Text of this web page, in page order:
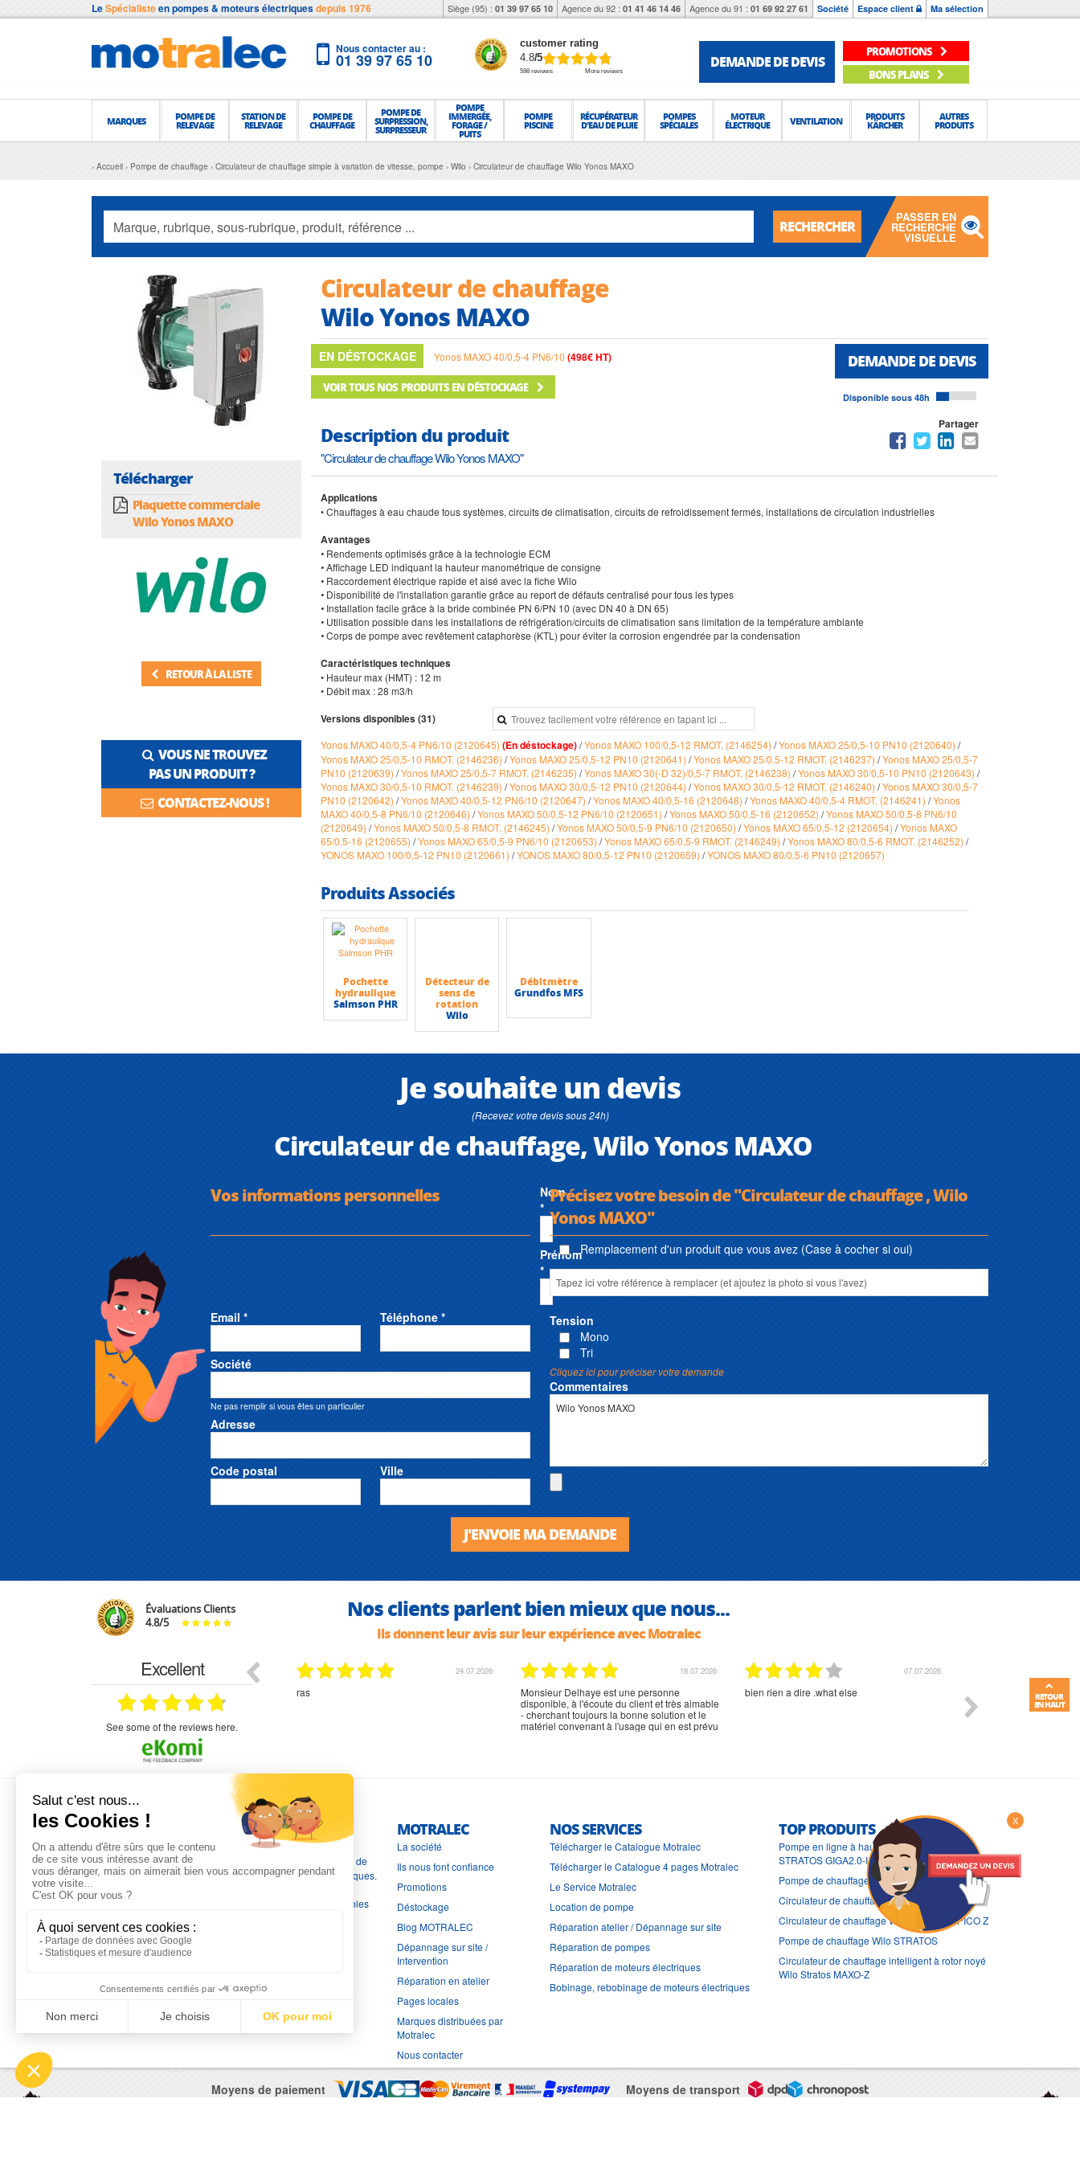
LeSpécialisteen pompes & moteurs électriquesdepuis 1976 Siège (95) : 01 39 97 65 10 Agence du 92 : 01 41 46 14 46 Agence du 91 : 01 69 92 27 61 Société Espace client Ma sélection
Nous contacter au :
01 39 97 65 10
customer rating
4.8/5
598 reviews More reviews
DEMANDE DE DEVIS
PROMOTIONS
BONS PLANS
MARQUES POMPE DE
RELEVAGE
STATION DE
RELEVAGE
POMPE DE
CHAUFFAGE
POMPE DE
SURPRESSION,
SURPRESSEUR
POMPE
IMMERGÉE,
FORAGE /
PUITS
POMPE
PISCINE
RÉCUPÉRATEUR
D'EAU DE PLUIE
POMPES
SPÉCIALES
MOTEUR
ÉLECTRIQUE VENTILATION PRODUITS
KÄRCHER
AUTRES
PRODUITS
Accueil Pompe de chauffage Circulateur de chauffage simple à variation de vitesse, pompe Wilo Circulateur de chauffage Wilo Yonos MAXO
RECHERCHER
PASSER EN
RECHERCHE
VISUELLE
Télécharger
Plaquette commerciale
Wilo Yonos MAXO
RETOUR À LA LISTE
VOUS NE TROUVEZ
PAS UN PRODUIT ?
CONTACTEZ-NOUS !
Circulateur de chauffage
Wilo Yonos MAXO
EN DÉSTOCKAGE Yonos MAXO 40/0,5-4 PN6/10 (498€ HT)
VOIR TOUS NOS PRODUITS EN DÉSTOCKAGE
DEMANDE DE DEVIS
Disponible sous 48h
Description du produit
"Circulateur de chauffage Wilo Yonos MAXO"
Partager
Applications
• Chauffages à eau chaude tous systèmes, circuits de climatisation, circuits de refroidissement fermés, installations de circulation industrielles
Avantages
• Rendements optimisés grâce à la technologie ECM
•Affichage LED indiquant la hauteur manométrique de consigne
• Raccordement électrique rapide et aisé avec la fiche Wilo
• Disponibilité de l'installation garantie grâce au report de défauts centralisé pour tous les types
• Installation facile grâce à la bride combinée PN 6/PN 10 (avec DN 40 à DN 65)
• Utilisation possible dans les installations de réfrigération/circuits de climatisation sans limitation de la température ambiante
•Corps de pompe avec revêtement cataphorèse (KTL) pour éviter la corrosion engendrée par la condensation
Caractéristiques techniques
• Hauteur max (HMT) : 12 m
• Débit max : 28 m3/h
Versions disponibles (31)
Yonos MAXO 40/0,5-4 PN6/10 (2120645) (En déstockage)/Yonos MAXO 100/0,5-12 RMOT. (2146254) /Yonos MAXO 25/0,5-10 PN10 (2120640) /
Yonos MAXO 25/0,5-10 RMOT. (2146236) /Yonos MAXO 25/0,5-12 PN10 (2120641) /Yonos MAXO 25/0,5-12 RMOT. (2146237) /Yonos MAXO 25/0,5-7
PN10 (2120639) /Yonos MAXO 25/0,5-7 RMOT. (2146235) /Yonos MAXO 30(-D 32)/0,5-7 RMOT. (2146238) /Yonos MAXO 30/0,5-10 PN10 (2120643) /
Yonos MAXO 30/0,5-10 RMOT. (2146239) /Yonos MAXO 30/0,5-12 PN10 (2120644) /Yonos MAXO 30/0,5-12 RMOT. (2146240) /Yonos MAXO 30/0,5-7
PN10 (2120642) /Yonos MAXO 40/0,5-12 PN6/10 (2120647) /Yonos MAXO 40/0,5-16 (2120648) /Yonos MAXO 40/0,5-4 RMOT. (2146241) /Yonos
MAXO 40/0,5-8 PN6/10 (2120646) /Yonos MAXO 50/0,5-12 PN6/10 (2120651) /Yonos MAXO 50/0,5-16 (2120652) /Yonos MAXO 50/0,5-8 PN6/10
(2120649) /Yonos MAXO 50/0,5-8 RMOT. (2146245) /Yonos MAXO 50/0,5-9 PN6/10 (2120650) /Yonos MAXO 65/0,5-12 (2120654) /Yonos MAXO
65/0,5-16 (2120655) /Yonos MAXO 65/0,5-9 PN6/10 (2120653) /Yonos MAXO 65/0,5-9 RMOT. (2146249) /Yonos MAXO 80/0,5-6 RMOT. (2146252) /
YONOS MAXO 100/0,5-12 PN10 (2120661) /YONOS MAXO 80/0,5-12 PN10 (2120659) /YONOS MAXO 80/0,5-6 PN10 (2120657)
Produits Associés
Pochette
hydraulique
Salmson PHR
Détecteur de
sens de
rotation
Wilo
Débitmètre
Grundfos MFS
Je souhaite un devis
(Recevez votre devis sous 24h)
Circulateur de chauffage, Wilo Yonos MAXO
Vos informations personnelles
Nom
*
Prénom
*
Email * Téléphone *
Société
Ne pas remplir si vous êtes un particulier
Adresse
Code postal Ville
Précisez votre besoin de "Circulateur de chauffage , Wilo
Yonos MAXO"
Remplacement d'un produit que vous avez (Case à cocher si oui)
Tension
Mono
Tri
Cliquez ici pour préciser votre demande
Commentaires
J'ENVOIE MA DEMANDE
Évaluations Clients
4.8/5 Nos clients parlent bien mieux que nous...
Ils donnent leur avis sur leur expérience avec Motralec
Excellent
see some of the reviews here.
29.03.2026
bonjour commande pompe puit malgré un
appel en dehors des heures d ouverture votre
commercial a géré ma demande le devis reçu
immédiatement un fois le paiement effectue la
commande a été valider l envoi a été un peu
long mais dans l ensemble très satisfait
24.07.2026
ras
18.07.2026
Monsieur Delhaye est une personne
disponible, à l'écoute du client et très aimable
- cherchant toujours la bonne solution et le
matériel convenant à l'usage qui en est prévu
07.07.2026
bien rien a dire .what else
L'EXPERTISE MOTRALEC
Depuis 1976, nous sommes
les spécialistes numéro 1 en
Franceen pompes de relevage, station de relevage, pompe de
chauffage, suppression, forage, immergée et moteurs électriques.
Nous assurons
dépannage
, tout en travaillant avec les marques les plus fiables
MOTRALEC
La société
Ils nous font confiance
Promotions
Déstockage
Blog MOTRALEC
Dépannage sur site /
Intervention
Réparation en atelier
Pages locales
Marques distribuées par
Motralec
Nous contacter
NOS SERVICES
Télécharger le Catalogue Motralec
Télécharger le Catalogue 4 pages Motralec
Le Service Motralec
Location de pompe
Réparation atelier / Dépannage sur site
Réparation de pompes
Réparation de moteurs électriques
Bobinage, rebobinage de moteurs électriques
TOP PRODUITS
Pompe en ligne à haut rendement Wilo
STRATOS GIGA2.0-I
Pompe de chauffage Wilo STRATOS GIGA
Circulateur de chauffage Wilo STRATOS PICO
Circulateur de chauffage Wilo STRATOS PICO Z
Pompe de chauffage Wilo STRATOS
Circulateur de chauffage intelligent à rotor noyé
Wilo Stratos MAXO-Z
Moyens de paiement Moyens de transport
X
RETOUR
EN HAUT